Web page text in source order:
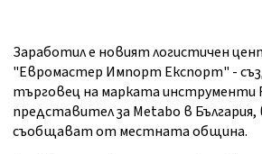
Заработил е новият логистичен
"Евромастер Импорт Експорт" -
търговец на марката инструменти
представител за Metabo в
съобщават от местната община.